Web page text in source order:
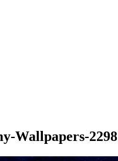
Wallpapers-2298